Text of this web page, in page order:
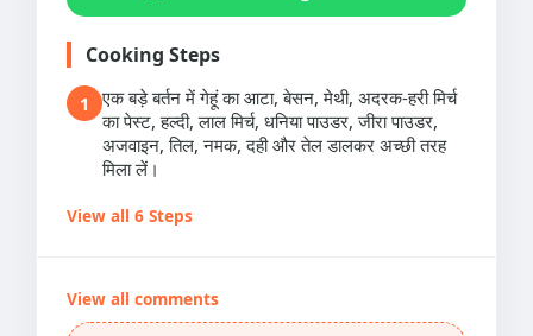
Cooking Steps
1
एक बड़े बर्तन में गेहूं का आटा, बेसन, मेथी, अदरक-हरी मिर्च
का पेस्ट, हल्दी, लाल मिर्च, धनिया पाउडर, जीरा पाउडर,
अजवाइन, तिल, नमक, दही और तेल डालकर अच्छी तरह
मिला लें।
View all 6 Steps
View all comments